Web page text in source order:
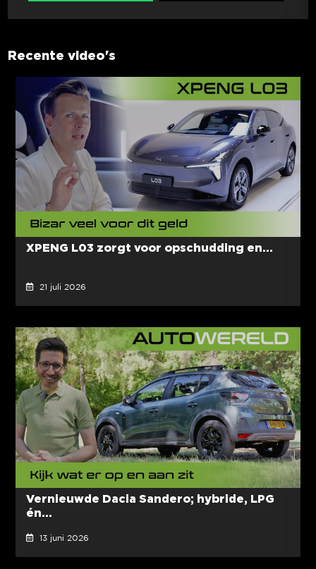
Recente video's
XPENG L03 zorgt voor opschudding en...
21 juli 2026
Vernieuwde Dacia Sandero; hybride, LPG
én...
13 juni 2026